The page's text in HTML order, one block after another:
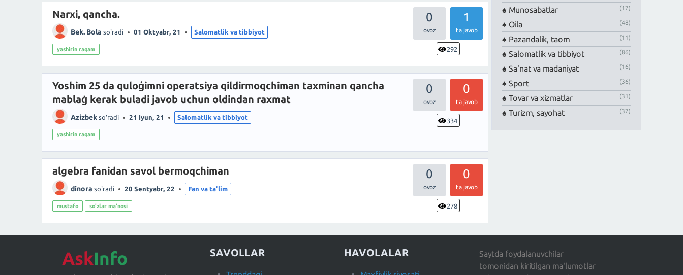
0 1
ta javob
292
Narxi, qancha.
Bek. Bola so'radi 01 Oktyabr, 21 Salomatlik va tibbiyot
yashirin raqam
0 0
ta javob
334
Yoshim 25 da quloģimni operatsiya qildirmoqchiman taxminan qancha
mablaģ kerak buladi javob uchun oldindan raxmat
Azizbek so'radi 21 Iyun, 21 Salomatlik va tibbiyot
yashirin raqam
0 0
ta javob
278
algebra fanidan savol bermoqchiman
dinora so'radi 20 Sentyabr, 22 Fan va ta'lim
mustafo so'zlar ma'nosi
Munosabatlar (17)
Oila (48)
Pazandalik, taom (11)
Salomatlik va tibbiyot (86)
Sa'nat va madaniyat (16)
Sport (36)
Tovar va xizmatlar (31)
Turizm, sayohat (37)
AskInfo SAVOLLAR HAVOLALAR
Saytda foydalanuvchilar
tomonidan kiritilgan ma'lumotlar